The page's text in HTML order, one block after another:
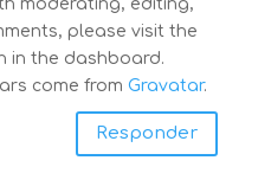
moderating, editing,
please visit the
in the dashboard.
come from Gravatar.
Responder